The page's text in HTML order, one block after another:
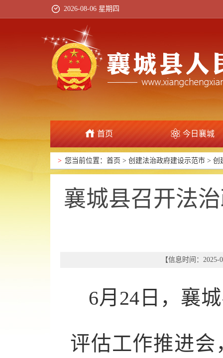
2026-08-06 星期四
首页 今日襄城
政府信息公开
> 您当前位置： 首页 > 创建法治政府建设示范市 > 创
襄城县召开法
【信息时间：
6月24日，襄
评估工作推进